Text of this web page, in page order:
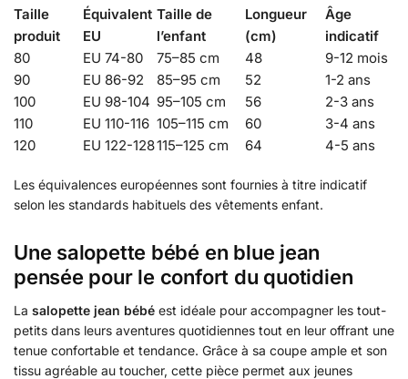
Taille
produit
Équivalent
EU
Taille de
l’enfant
Longueur
(cm)
Âge
indicatif
80
EU 74-80 75–85 cm 48
9-12 mois
90
EU 86-92 85–95 cm 52
1-2 ans
100
EU 98-104 95–105 cm 56
2-3 ans
110
EU 110-116 105–115 cm 60
3-4 ans
120
EU 122-128115–125 cm 64 4-5 ans
Les équivalences européennes sont fournies à titre indicatif
selon les standards habituels des vêtements enfant.
Une salopette bébé en blue jean
pensée pour le confort du quotidien
La salopette jean bébé est idéale pour accompagner les tout-
petits dans leurs aventures quotidiennes tout en leur offrant une
tenue confortable et tendance. Grâce à sa coupe ample et son
tissu agréable au toucher, cette pièce permet aux jeunes